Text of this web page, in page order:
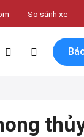
So sánh xe